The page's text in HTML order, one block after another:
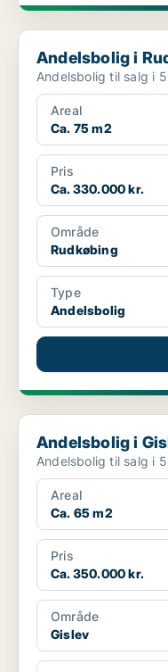
Andelsbolig i Rudkøbing
Andelsbolig i
Andelsbolig til salg i
Areal
Ca. 75 m2
Pris
Ca. 330.000 kr.
Område
Rudkøbing
Type
Andelsbolig
Andelsbolig i Gislev
Andelsbolig i
Andelsbolig til salg i
Areal
Ca. 65 m2
Pris
Ca. 350.000 kr.
Område
Gislev